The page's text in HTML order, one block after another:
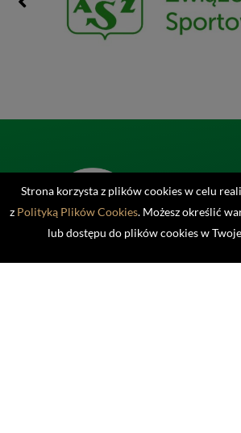
Strona korzysta z plików cookies w celu
z Polityką Plików Cookies. Możesz określić
lub dostępu do plików cookies w